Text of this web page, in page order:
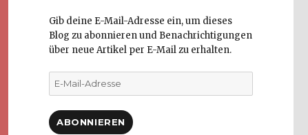
Gib deine E-Mail-Adresse ein, um dieses
Blog zu abonnieren und Benachrichtigungen
über neue Artikel per E-Mail zu erhalten.
E-
Mail-
ABONNIEREN